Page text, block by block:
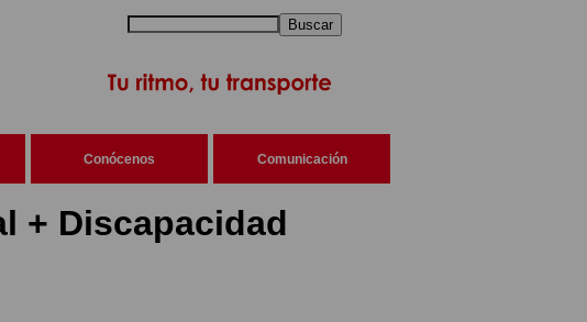
Buscar
Conócenos Comunicación
+ Discapacidad